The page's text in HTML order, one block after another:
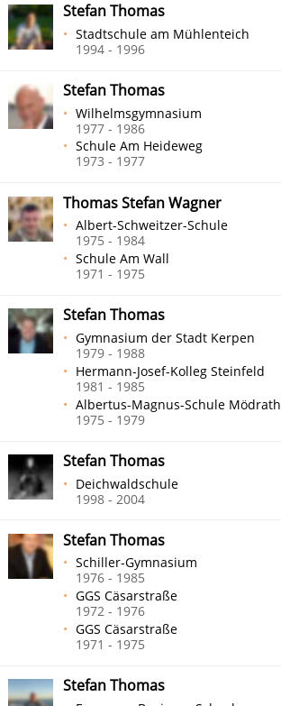
Stefan Thomas
Stadtschule am Mühlenteich
1994 - 1996
Stefan Thomas
Wilhelmsgymnasium
1977 - 1986
Schule Am Heideweg
1973 - 1977
Thomas Stefan Wagner
Albert-Schweitzer-Schule
1975 - 1984
Schule Am Wall
1971 - 1975
Stefan Thomas
Gymnasium der Stadt Kerpen
1979 - 1988
Hermann-Josef-Kolleg Steinfeld
1981 - 1985
Albertus-Magnus-Schule Mödrath
1975 - 1979
Stefan Thomas
Deichwaldschule
1998 - 2004
Stefan Thomas
Schiller-Gymnasium
1976 - 1985
GGS Cäsarstraße
1972 - 1976
GGS Cäsarstraße
1971 - 1975
Stefan Thomas